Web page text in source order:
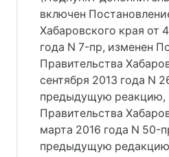
включен
Хабаровского края от
года N 7-пр, изменен
Правительства
сентября 2013 года N
предыдущую реакцию,
Правительства
марта 2016 года N 50-
предыдущую